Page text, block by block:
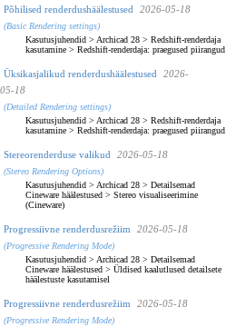
Põhilised renderdushäälestused 2026-05-18
(Basic Rendering settings)
Kasutusjuhendid > Archicad 28 > Redshift-renderdaja
kasutamine > Redshift-renderdaja: praegused piirangud
Üksikasjalikud renderdushäälestused
2026-
05-18
(Detailed Rendering settings)
Kasutusjuhendid > Archicad 28 > Redshift-renderdaja
kasutamine > Redshift-renderdaja: praegused piirangud
Stereorenderduse valikud 2026-05-18
(Stereo Rendering Options)
Kasutusjuhendid > Archicad 28 > Detailsemad
Cineware häälestused > Stereo visualiseerimine
(Cineware)
Progressiivne renderdusrežiim 2026-05-18
(Progressive Rendering Mode)
Kasutusjuhendid > Archicad 28 > Detailsemad
Cineware häälestused > Üldised kaalutlused detailsete
häälestuste kasutamisel
Progressiivne renderdusrežiim 2026-05-18
(Progressive Rendering Mode)